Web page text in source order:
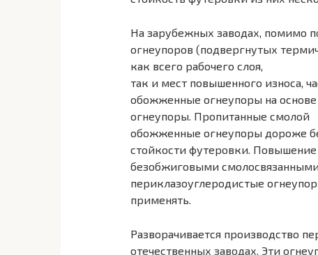
На зарубежных заводах, помимо
огнеупоров (подвергнутых
как всего рабочего слоя,
так и мест повышенного износа,
обожженные огнеупоры на
огнеупоры. Пропитанные смолой
обожженные огнеупоры дороже
стойкости футеровки.
безобжиговыми
периклазоуглеродистые
применять.
Разворачивается производство
отечественных заводах. Эти